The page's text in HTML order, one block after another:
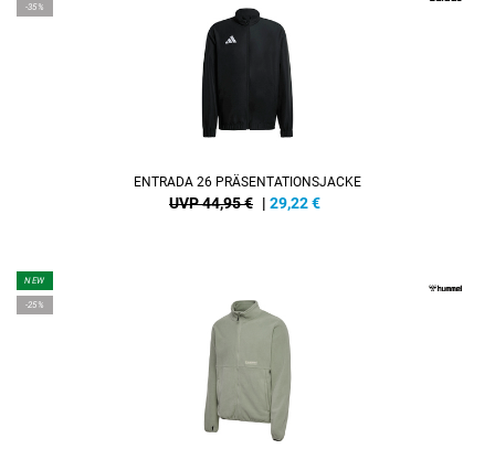
-35%
ENTRADA 26 PRÄSENTATIONSJACKE
UVP 44,95 € | 29,22€
NEW
-25%